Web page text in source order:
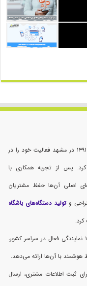
، از سال ۱۳۹۱ در مشهد فعالیت خود را در
پس از تجربه همکاری با
اصلی آن‌ها حفظ مشتریان
وتولید دستگاه‌های باشگاه
با بهره‌گیری از تیم متخصص و ۱۸۳ نمایندگی فعال در سراسر کشور،
با آن‌ها ارائه می‌دهد.
ما برای ثبت اطلاعات مشتری، ارسال